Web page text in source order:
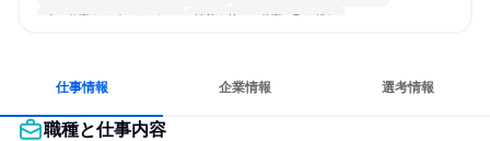
人の仕事をサポートしたい 情熱を持って仕事に取り組む
仕事情報 企業情報 選考情報
職種と仕事内容